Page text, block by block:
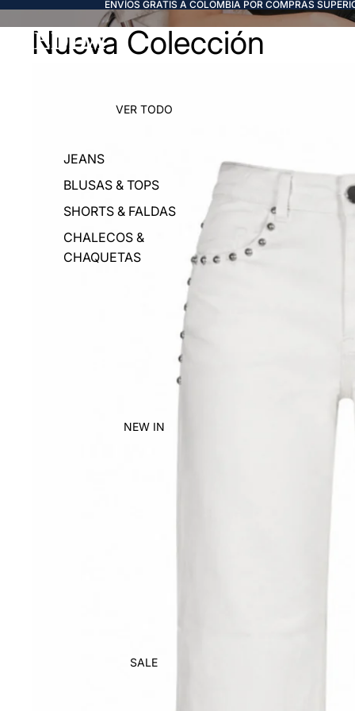
ENVÍOS GRATIS A COLOMBIA POR COMPRAS
FREDDA
VER TODO
JEANS
BLUSAS & TOPS
SHORTS & FALDAS
CHALECOS &
CHAQUETAS
NEW IN
SALE
Nueva Colección